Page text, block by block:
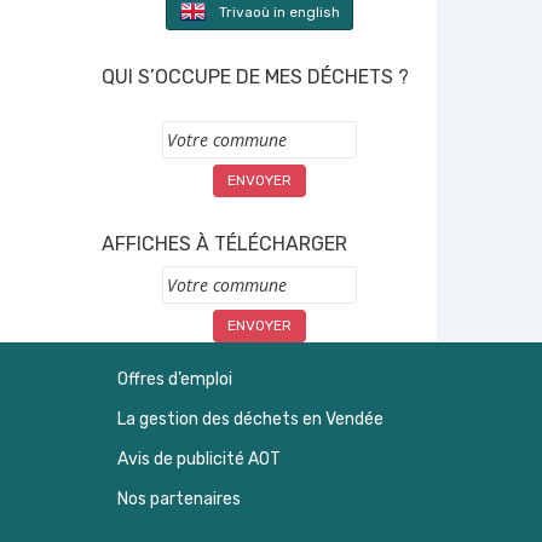
Trivaoù in english
QUI S’OCCUPE DE MES DÉCHETS ?
Commune
AFFICHES À TÉLÉCHARGER
Commune
Offres d’emploi
La gestion des déchets en Vendée
Avis de publicité AOT
Nos partenaires